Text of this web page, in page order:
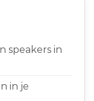
speakers in
in je